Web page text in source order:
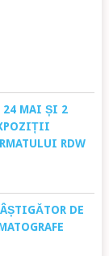
24 MAI ȘI 2
RDW
DE